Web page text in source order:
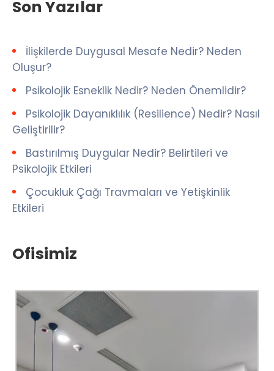
Son Yazılar
İlişkilerde Duygusal Mesafe Nedir? Neden
Oluşur?
Psikolojik Esneklik Nedir? Neden Önemlidir?
Psikolojik Dayanıklılık (Resilience) Nedir? Nasıl
Geliştirilir?
Bastırılmış Duygular Nedir? Belirtileri ve
Psikolojik Etkileri
Çocukluk Çağı Travmaları ve Yetişkinlik
Etkileri
Ofisimiz